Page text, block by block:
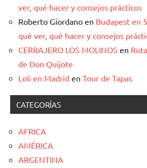
ver, qué hacer y consejos prácticos
Roberto Giordano en Budapest en
qué ver, qué hacer y consejos
CERRAJERO LOS MOLINOS en
de Don Quijote
Loli en Madrid en Tour de Tapas
CATEGORÍAS
AFRICA
AMÉRICA
ARGENTINA